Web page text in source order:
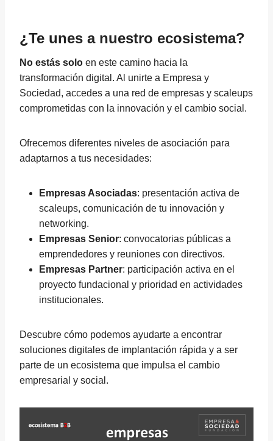
¿Te unes a nuestro ecosistema?
No estás solo en este camino hacia la
transformación digital. Al unirte a Empresa y
Sociedad, accedes a una red de empresas y scaleups
comprometidas con la innovación y el cambio social.
Ofrecemos diferentes niveles de asociación para
adaptarnos a tus necesidades:
Empresas Asociadas: presentación activa de
scaleups, comunicación de tu innovación y
networking.
Empresas Senior: convocatorias públicas a
emprendedores y reuniones con directivos.
Empresas Partner: participación activa en el
proyecto fundacional y prioridad en actividades
institucionales.
Descubre cómo podemos ayudarte a encontrar
soluciones digitales de implantación rápida y a ser
parte de un ecosistema que impulsa el cambio
empresarial y social.